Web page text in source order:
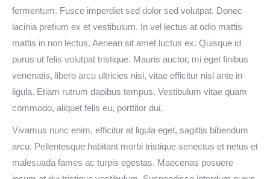
fermentum. Fusce imperdiet sed dolor sed volutpat. Donec
lacinia pretium ex et vestibulum. In vel lectus at odio mattis
mattis in non lectus. Aenean sit amet luctus ex. Quisque id
purus ut felis volutpat tristique. Mauris auctor, mi eget finibus
venenatis, libero arcu ultricies nisi, vitae efficitur nisl ante in
ligula. Etiam rutrum dapibus tempus. Vestibulum vitae quam
commodo, aliquet felis eu, porttitor dui.
Vivamus nunc enim, efficitur at ligula eget, sagittis bibendum
arcu. Pellentesque habitant morbi tristique senectus et netus et
malesuada fames ac turpis egestas. Maecenas posuere